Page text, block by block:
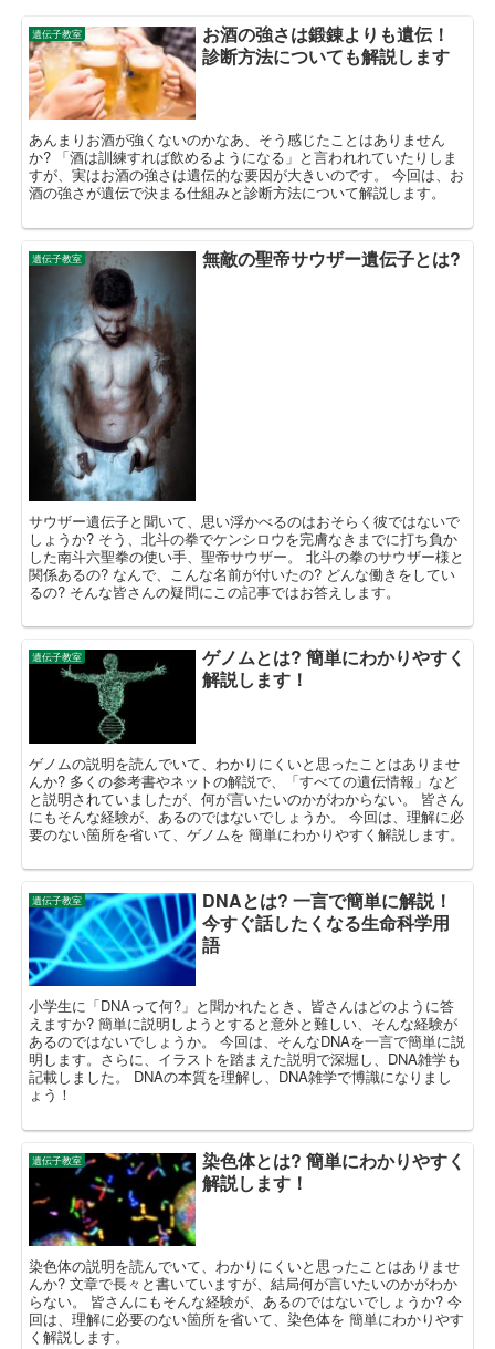
遺伝子教室
お酒の強さは鍛錬よりも遺伝！
診断方法についても解説します
あんまりお酒が強くないのかなあ、そう感じたことはありません
か? 「酒は訓練すれば飲めるようになる」と言われれていたりしま
すが、実はお酒の強さは遺伝的な要因が大きいのです。 今回は、お
酒の強さが遺伝で決まる仕組みと診断方法について解説します。
遺伝子教室 無敵の聖帝サウザー遺伝子とは?
サウザー遺伝子と聞いて、思い浮かべるのはおそらく彼ではないで
しょうか? そう、北斗の拳でケンシロウを完膚なきまでに打ち負か
した南斗六聖拳の使い手、聖帝サウザー。 北斗の拳のサウザー様と
関係あるの? なんで、こんな名前が付いたの? どんな働きをしてい
るの? そんな皆さんの疑問にこの記事ではお答えします。
遺伝子教室
ゲノムとは? 簡単にわかりやすく
解説します！
ゲノムの説明を読んでいて、わかりにくいと思ったことはありませ
んか? 多くの参考書やネットの解説で、「すべての遺伝情報」など
と説明されていましたが、何が言いたいのかがわからない。 皆さん
にもそんな経験が、あるのではないでしょうか。 今回は、理解に必
要のない箇所を省いて、ゲノムを 簡単にわかりやすく解説します。
遺伝子教室
DNAとは? 一言で簡単に解説！
今すぐ話したくなる生命科学用
語
小学生に「DNAって何?」と聞かれたとき、皆さんはどのように答
えますか? 簡単に説明しようとすると意外と難しい、そんな経験が
あるのではないでしょうか。 今回は、そんなDNAを一言で簡単に説
明します。さらに、イラストを踏まえた説明で深堀し、DNA雑学も
記載しました。 DNAの本質を理解し、DNA雑学で博識になりまし
ょう！
遺伝子教室
染色体とは? 簡単にわかりやすく
解説します！
染色体の説明を読んでいて、わかりにくいと思ったことはありませ
んか? 文章で長々と書いていますが、結局何が言いたいのかがわか
らない。 皆さんにもそんな経験が、あるのではないでしょうか? 今
回は、理解に必要のない箇所を省いて、染色体を 簡単にわかりやす
く解説します。